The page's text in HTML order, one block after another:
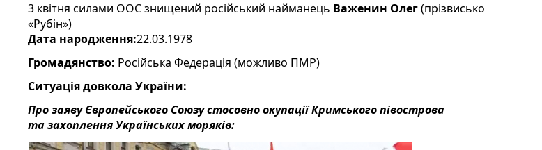
3 квітня силами ООС знищений російський найманець Важенин Олег(прізвисько
«Рубін»)
Дата народження:22.03.1978
Громадянство: Російська Федерація (можливо ПМР)
Ситуація довкола України:
Про заяву Європейського Союзу стосовно окупації Кримського півострова
та захоплення Українських моряків: